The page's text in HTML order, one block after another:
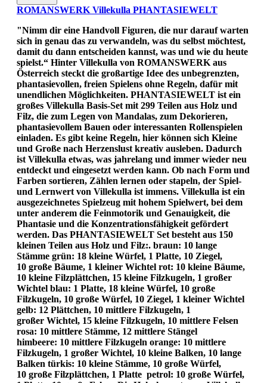
ROMANSWERK Villekulla PHANTASIEWELT
"Nimm dir eine Handvoll Figuren, die nur darauf warten
sich in genau das zu verwandeln, was du selbst möchtest,
damit du dann entscheiden kannst, was und wie du heute
spielst.“ Hinter Villekulla von ROMANSWERK aus
Österreich steckt die großartige Idee des unbegrenzten,
phantasievollen, freien Spielens ohne Regeln, dafür mit
unendlichen Möglichkeiten. PHANTASIEWELT ist ein
großes Villekulla Basis-Set mit 299 Teilen aus Holz und
Filz, die zum Legen von Mandalas, zum Dekorieren,
phantasievollem Bauen oder interessanten Rollenspielen
einladen. Es gibt keine Regeln, hier können sich Kleine
und Große nach Herzenslust kreativ ausleben. Dadurch
ist Villekulla etwas, was jahrelang und immer wieder neu
entdeckt und eingesetzt werden kann. Ob nach Form und
Farben sortieren, Zählen lernen oder stapeln, der Spiel-
und Lernwert von Villekulla ist immens. Villekulla ist ein
ausgezeichnetes Spielzeug mit hohem Spielwert, bei dem
unter anderem die Feinmotorik und Genauigkeit, die
Phantasie und die Konzentrationsfähigkeit gefördert
werden. Das PHANTASIEWELT Set besteht aus 150
kleinen Teilen aus Holz und Filz:. braun: 10 lange
Stämme grün: 18 kleine Würfel, 1 Platte, 10 Ziegel,
10 große Bäume, 1 kleiner Wichtel rot: 10 kleine Bäume,
10 kleine Filzplättchen, 15 kleine Filzkugeln, 1 großer
Wichtel blau: 1 Platte, 18 kleine Würfel, 10 große
Filzkugeln, 10 große Würfel, 10 Ziegel, 1 kleiner Wichtel
gelb: 12 Plättchen, 10 mittlere Filzkugeln, 1
großer Wichtel, 15 kleine Filzkugeln, 10 mittlere Felsen
rosa: 10 mittlere Stämme, 12 mittlere Stängel
himbeere: 10 mittlere Filzkugeln orange: 10 mittlere
Filzkugeln, 1 großer Wichtel, 10 kleine Balken, 10 lange
Balken türkis: 10 kleine Stämme, 10 große Würfel,
10 große Filzplättchen, 1 Platte petrol: 10 große Würfel,